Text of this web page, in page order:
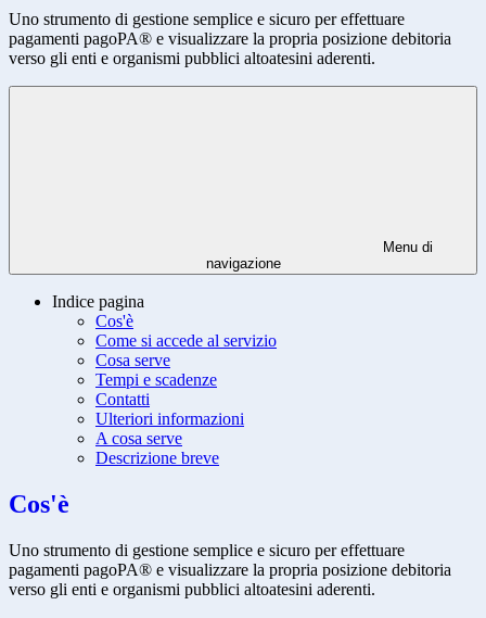
Uno strumento di gestione semplice e sicuro per effettuare
pagamenti pagoPA® e visualizzare la propria posizione debitoria
verso gli enti e organismi pubblici altoatesini aderenti.
Menu di
navigazione
Indice pagina
Cos'è
Come si accede al servizio
Cosa serve
Tempi e scadenze
Contatti
Ulteriori informazioni
A cosa serve
Descrizione breve
Cos'è
Uno strumento di gestione semplice e sicuro per effettuare
pagamenti pagoPA® e visualizzare la propria posizione debitoria
verso gli enti e organismi pubblici altoatesini aderenti.